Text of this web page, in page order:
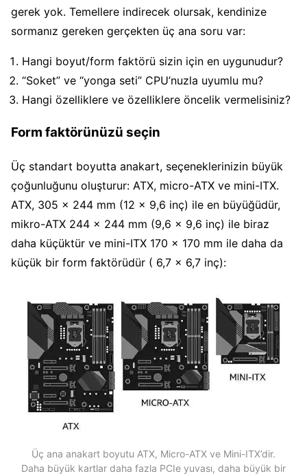
gerek yok. Temellere indirecek olursak, kendinize
sormanız gereken gerçekten üç ana soru var:
Hangi boyut/form faktörü sizin için en uygunudur?
“Soket” ve “yonga seti” CPU’nuzla uyumlu mu?
Hangi özelliklere ve özelliklere öncelik vermelisiniz?
Form faktörünüzü seçin
Üç standart boyutta anakart, seçeneklerinizin büyük
çoğunluğunu oluşturur: ATX, micro-ATX ve mini-ITX.
ATX, 305 x 244 mm (12 x 9,6 inç) ile en büyüğüdür,
mikro-ATX 244 x 244 mm (9,6 x 9,6 inç) ile biraz
daha küçüktür ve mini-ITX 170 x 170 mm ile daha da
küçük bir form faktörüdür ( 6,7 x 6,7 inç):
Üç ana anakart boyutu ATX, Micro-ATX ve Mini-ITX’dir.
Daha büyük kartlar daha fazla PCIe yuvası, daha büyük bir